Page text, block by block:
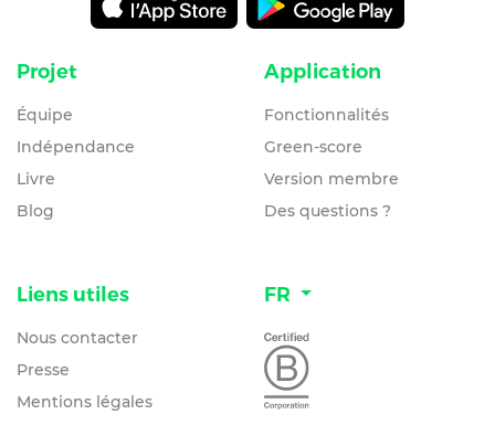
Projet
Équipe
Indépendance
Livre
Blog
Application
Fonctionnalités
Green-score
Version membre
Des questions ?
Liens utiles
Nous contacter
Presse
Mentions légales
FR